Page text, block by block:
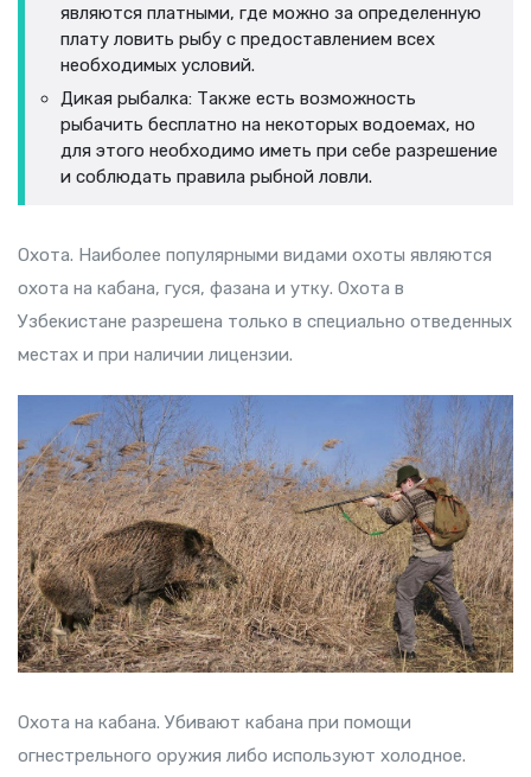
являются платными, где можно за определенную
плату ловить рыбу с предоставлением всех
необходимых условий.
Дикая рыбалка: Также есть возможность
рыбачить бесплатно на некоторых водоемах, но
для этого необходимо иметь при себе разрешение
и соблюдать правила рыбной ловли.
Охота. Наиболее популярными видами охоты являются
охота на кабана, гуся, фазана и утку. Охота в
Узбекистане разрешена только в специально отведенных
местах и при наличии лицензии.
Охота на кабана. Убивают кабана при помощи
огнестрельного оружия либо используют холодное.